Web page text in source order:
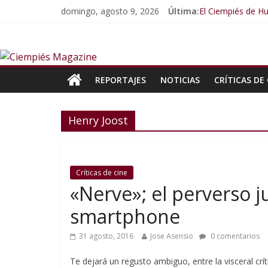
domingo, agosto 9, 2026 Última:El Ciempiés de
El Ciempiés de
REPORTAJES
NOTICIAS CRÍTICAS DE
Henry Joost
Críticas de cine
«Nerve»; el perverso
smartphone
31 agosto, 2016 Jose Asensio 0 comentarios
Te dejará un regusto ambiguo, entre la visceral